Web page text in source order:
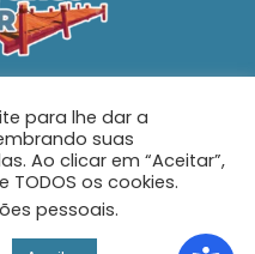
159 – AP 401 –
Velha – SC
- Todos os direitos
para lhe dar a
suas
Ao clicar em “Aceitar”,
os cookies.
pessoais.